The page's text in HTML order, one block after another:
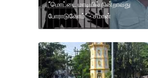
“மொட்டை மாடியில் நின்றாவது
போராடுவோம்” - சீமான்